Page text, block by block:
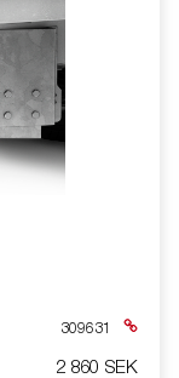
309631
2 860 SEK